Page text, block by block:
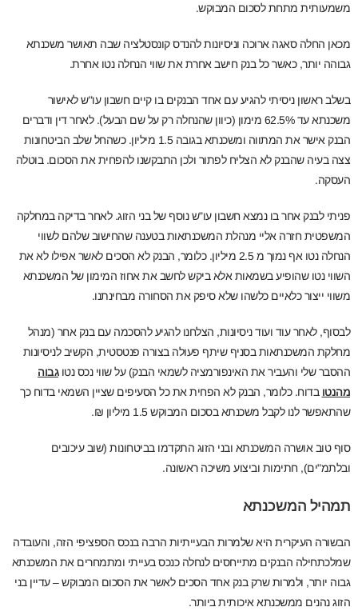
משמעותית מתחת לסכום המבוקש.
מכאן החלה סאגה ארוכה וניסיונות להנדס קונסטלציה שבה תאושר משכנתא
גבוהה יותר, כאשר כל בנק חישב אחרת את שווי הנחלה נטו אחרת.
בשלב ראשון ניסיתי להגיע עם אחד הבנקים בו קיים חשבון עו"ש לאישור
משכנתא עד 62.5% מימון (כיוון שהנחלה רק על שם הבעל). לאחר דין ודברים
הבנק אישר את המתווה ומשכנתא בגובה 1.5 מיליון. כשהחל שלב הביטחונות
צצה בעיה שהבנק לא הצליח לפתור ולכן התבקשנו להפחית את הסכום. בוטלה
העסקה.
פניתי לבנק אחר בו נמצא חשבון עו"ש נוסף של בני הזוג. לאחר בדיקה במחלקה
המשפטית חזרה אליי מנהלת המשכנתאות בטענה שהחישוב שלהם לשווי
הנחלה נטו אף נמוך מ 2.5 מיליון. כלומר, הבנק לא הסכים לאשר אפילו לא את
השווי נטו שהופיע בשמאות אלא ביקש לחשב את אחוז המימון של המשכנתא
משווי ייצור כלאיים כלשהו שלא סיפק את הסחורה מבחינתנו.
לבסוף, לאחר עוד ועוד ניסיונות, הצלחנו להגיע להסכמה עם בנק אחר (מנהל
מחלקת המשכנתאות בסניף שיתף פעולה בצורה פנטסטית, הקשיב לניסיונות
ההסבר שלי והעביר את האינפורמציה לשמאי הבנק) על שווי נכס נטוגבוה
מהנטו בדוח. כלומר, הבנק לא הפחית את כל הסעיפים שציין השמאי בדוח כך
שהתאפשר לנו לקבל משכנתא בסכום המבוקש 1.5 מיליון ₪.
סוף טוב אושרה המשכנתא ובני הזוג התקדמו בביטחונות (שוב עיכובים
ובלתמ"ים), חתימות וביצוע משיכה ראשונה.
תמהיל המשכנתא
הבשורה העיקרית היא שלמרות הבעייתיות הרבה בנכס הספציפי הזה, והעובדה
שמלכתחילה הבנקים מתייחסים לנחלה כנכס בעייתי ומתמחרים את המשכנתא
גבוה יותר, ולמרות שרק בנק אחד הסכים לאשר את הסכום המבוקש – עדיין בני
הזוג נהנים ממשכנתא איכותית ביותר.